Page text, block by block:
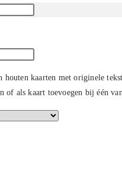
sluiten.
het
houten kaarten met originele
of als kaart toevoegen bij één